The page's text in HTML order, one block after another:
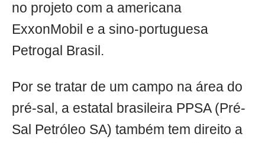
no projeto com a americana
ExxonMobil e a sino-portuguesa
Petrogal Brasil.
Por se tratar de um campo na área do
pré-sal, a estatal brasileira PPSA (Pré-
Sal Petróleo SA) também tem direito a